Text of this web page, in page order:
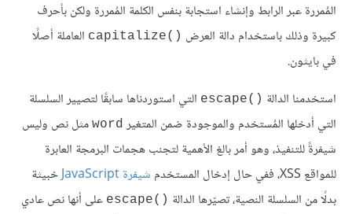
المُمررة عبر الرابط وإنشاء استجابة بنفس الكلمة المُمررة ولكن بأحرف
كبيرة وذلك باستخدام دالة العرض ()capitalize
العاملة أصلًا
في بايثون.
استخدمنا الدالة ()escape
التي استوردناها سابقًا لتصيير السلسلة
التي أدخلها المُستخدم والموجودة ضمن المتغير word مثل نص وليس
شيفرةً للتنفيذ، وهو أمر بالغ الأهمية لتجنب هجمات البرمجة العابرة
للمواقع XSS، ففي حال إدخال المستخدم
شيفرة JavaScript
خبيثة
بدلًا من السلسلة النصية، تصيّرها الدالة ()escape
على أنها نص عادي